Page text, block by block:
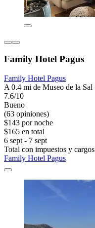
Family Hotel Pagus
Family Hotel Pagus
A 0.4 mi de Museo de la Sal
7.6/10
Bueno
(63 opiniones)
$143 por noche
$165 en total
6 sept - 7 sept
Total con impuestos y cargos
Family Hotel Pagus